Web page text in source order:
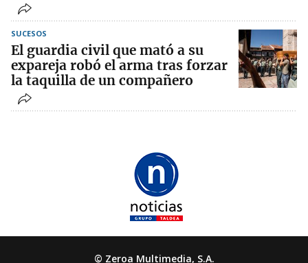
SUCESOS
El guardia civil que mató a su
expareja robó el arma tras forzar
la taquilla de un compañero
© Zeroa Multimedia, S.A.